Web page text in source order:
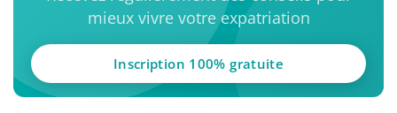
mieux vivre votre expatriation
Inscription 100% gratuite